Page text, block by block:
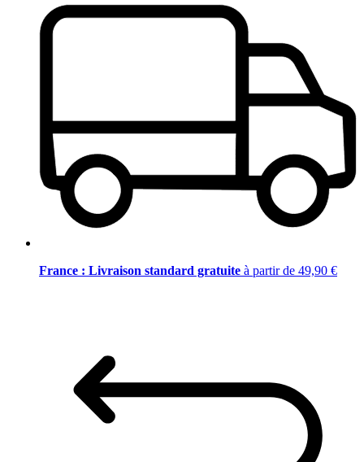
France : Livraison standard gratuite à partir de 49,90 €